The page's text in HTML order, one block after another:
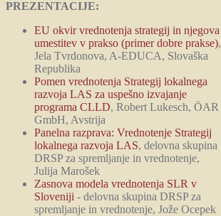
PREZENTACIJE:
EU okvir vrednotenja strategij in njegova
umestitev v prakso (primer dobre prakse),
Jela Tvrdonova, A-EDUCA, Slovaška
Republika
Pomen vrednotenja Strategij lokalnega
razvoja LAS za uspešno izvajanje
programa CLLD, Robert Lukesch, ÖAR
GmbH, Avstrija
Panelna razprava: Vrednotenje Strategij
lokalnega razvoja LAS, delovna skupina
DRSP za spremljanje in vrednotenje,
Julija Marošek
Zasnova modela vrednotenja SLR v
Sloveniji - delovna skupina DRSP za
spremljanje in vrednotenje, Jože Ocepek